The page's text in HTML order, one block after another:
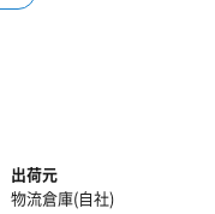
出荷元
物流倉庫(自社)